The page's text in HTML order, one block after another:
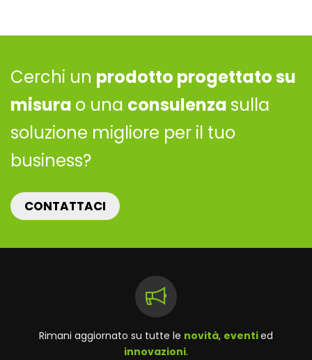
Cerchi un prodotto progettato su
misura o una consulenza sulla
soluzione migliore per il tuo
business?
CONTATTACI
Rimani aggiornato su tutte le novità, eventied
innovazioni.